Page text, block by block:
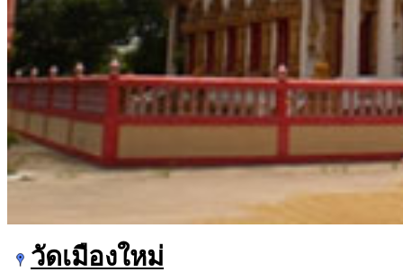
วัดเมืองใหม่